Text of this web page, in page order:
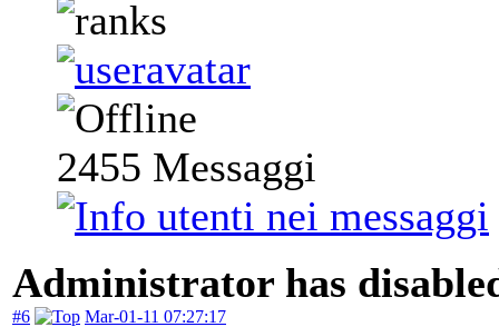
2455 Messaggi
Administrator has
#6 Mar-01-11 07:27:17